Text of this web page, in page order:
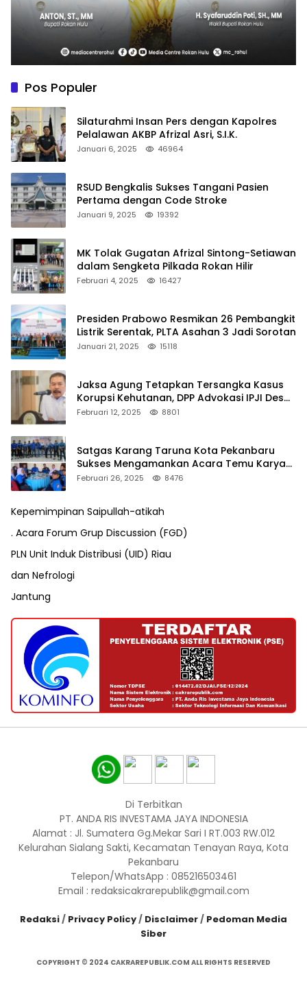
Pos Populer
Silaturahmi Insan Pers dengan Kapolres
Pelalawan AKBP Afrizal Asri, S.I.K.
Januari 6, 2025 46964
RSUD Bengkalis Sukses Tangani Pasien
Pertama dengan Code Stroke
Januari 9, 2025 19392
MK Tolak Gugatan Afrizal Sintong-Setiawan
dalam Sengketa Pilkada Rokan Hilir
Februari 4, 2025 16427
Presiden Prabowo Resmikan 26 Pembangkit
Listrik Serentak, PLTA Asahan 3 Jadi Sorotan
Januari 21, 2025 15118
Jaksa Agung Tetapkan Tersangka Kasus
Korupsi Kehutanan, DPP Advokasi IPJI Desak
Pengusutan Pajak RAPP
Februari 12, 2025 8801
Satgas Karang Taruna Kota Pekanbaru
Sukses Mengamankan Acara Temu Karya
VII Karang Taruna Pekanbaru
Februari 26, 2025 8476
Kepemimpinan Saipullah-atikah
. Acara Forum Grup Discussion (FGD)
PLN Unit Induk Distribusi (UID) Riau
dan Nefrologi
Jantung
Di Terbitkan
PT. ANDA RIS INVESTAMA JAYA INDONESIA
Alamat : Jl. Sumatera Gg.Mekar Sari I RT.003 RW.012
Kelurahan Sialang Sakti, Kecamatan Tenayan Raya, Kota
Pekanbaru
Telepon/WhatsApp : 085216503461
Email : redaksicakrarepublik@gmail.com
Redaksi/ Privacy Policy/ Disclaimer/ Pedoman Media
Siber
COPYRIGHT © 2024 CAKRAREPUBLIK.COM ALL RIGHTS RESERVED